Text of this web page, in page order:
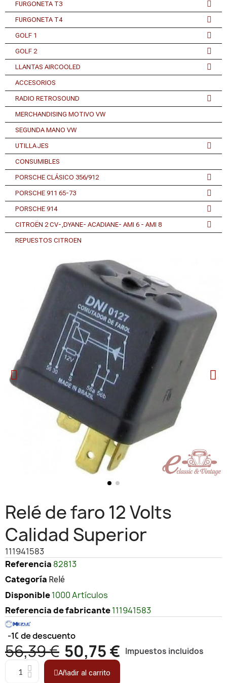
FURGONETA T3
FURGONETA T4
GOLF 1
GOLF 2
LLANTAS AIRCOOLED
ACCESORIOS
RADIO RETROSOUND
MERCHANDISING MOTIVO VW
SEGUNDA MANO VW
UTILLAJES
CONSUMIBLES
PORSCHE CLÁSICO 356/912
PORSCHE 911 65-73
PORSCHE 914
CITROËN 2 CV-,DYANE- ACADIANE- AMI 6 - AMI 8
REPUESTOS CITROEN
Relé de faro 12 Volts
Calidad Superior
111941583
Referencia 82813
Categoría Relé
Disponible1000 Artículos
Referencia de fabricante111941583
-10%de descuento
56,39 € 50,75 € Impuestos incluidos
Añadir al carrito